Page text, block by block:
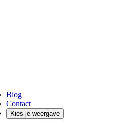
Blog
Contact
Kies je weergave